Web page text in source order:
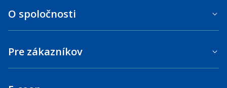
O spoločnosti
Pre zákazníkov